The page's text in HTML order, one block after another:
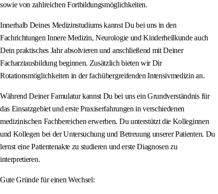
sowie von zahlreichen Fortbildungsmöglichkeiten.
Innerhalb Deines Medizinstudiums kannst Du bei uns in den
Fachrichtungen Innere Medizin, Neurologie und Kinderheilkunde auch
Dein praktisches Jahr absolvieren und anschließend mit Deiner
Facharztausbildung beginnen. Zusätzlich bieten wir Dir
Rotationsmöglichkeiten in der fachübergreifenden Intensivmedizin an.
Während Deiner Famulatur kannst Du bei uns ein Grundverständnis für
das Einsatzgebiet und erste Praxiserfahrungen in verschiedenen
medizinischen Fachbereichen erwerben. Du unterstützt die Kolleginnen
und Kollegen bei der Untersuchung und Betreuung unserer Patienten. Du
lernst eine Patientenakte zu studieren und erste Diagnosen zu
interpretieren.
Gute Gründe für einen Wechsel: